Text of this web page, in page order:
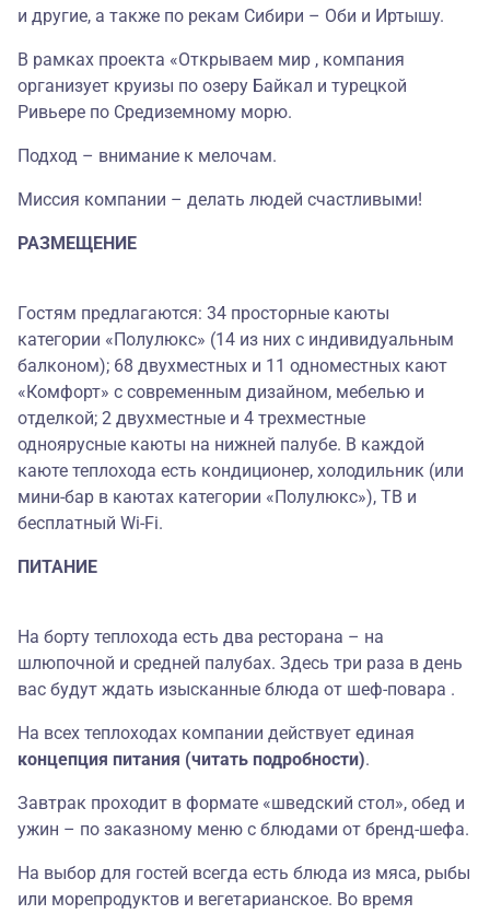
и другие, а также по рекам Сибири – Оби и Иртышу.
В рамках проекта «Открываем мир , компания
организует круизы по озеру Байкал и турецкой
Ривьере по Средиземному морю.
Подход – внимание к мелочам.
Миссия компании – делать людей счастливыми!
РАЗМЕЩЕНИЕ
Гостям предлагаются: 34 просторные каюты
категории «Полулюкс» (14 из них с индивидуальным
балконом); 68 двухместных и 11 одноместных кают
«Комфорт» с современным дизайном, мебелью и
отделкой; 2 двухместные и 4 трехместные
одноярусные каюты на нижней палубе. В каждой
каюте теплохода есть кондиционер, холодильник (или
мини-бар в каютах категории «Полулюкс»), ТВ и
бесплатный Wi-Fi.
ПИТАНИЕ
На борту теплохода есть два ресторана – на
шлюпочной и средней палубах. Здесь три раза в день
вас будут ждать изысканные блюда от шеф-повара .
На всех теплоходах компании действует единая
концепция питания (читать подробности).
Завтрак проходит в формате «шведский стол», обед и
ужин – по заказному меню с блюдами от бренд-шефа.
На выбор для гостей всегда есть блюда из мяса, рыбы
или морепродуктов и вегетарианское. Во время